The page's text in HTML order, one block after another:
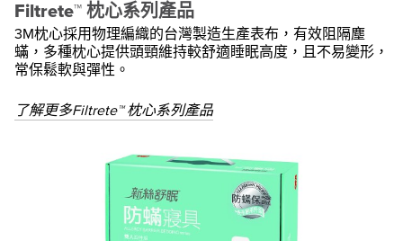
Filtrete™ 枕心系列產品
3M枕心採用物理編織的台灣製造生產表布，有效阻隔塵
蟎，多種枕心提供頭頸維持較舒適睡眠高度，且不易變形，
常保鬆軟與彈性。
了解更多Filtrete™ 枕心系列產品